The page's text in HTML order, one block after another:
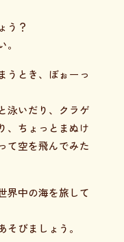
う？
うとき、ぼぉーっ
泳いだり、クラゲ
、ちょっとまぬけ
て空を飛んでみた
界中の海を旅して
びましょう。